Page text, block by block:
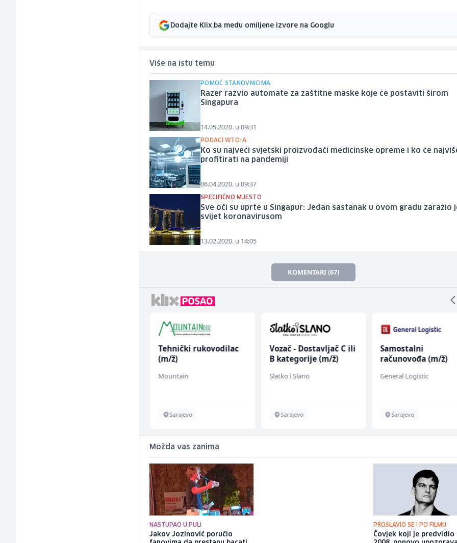
Dodajte Klix.ba među omiljene izvore na Googlu
Više na istu temu
POMOĆ STANOVNICIMA
Razer razvio automate za zaštitne maske koje će postaviti širom
Singapura
14.05.2020. u 09:31
PODACI WTO-A
Ko su najveći svjetski proizvođači medicinske opreme i ko će
profitirati na pandemiji
06.04.2020. u 09:37
SPECIFIČNO MJESTO
Sve oči su uprte u Singapur: Jedan sastanak u ovom gradu zarazio
svijet koronavirusom
13.02.2020. u 14:05
KOMENTARI (67)
Tehnički rukovodilac
(m/ž)
Mountain
Sarajevo
Vozač - Dostavljač C ili
B kategorije (m/ž)
Slatko i Slano
Sarajevo
Samostalni
računovođa (m/ž)
General Logistic
Sarajevo
Možda vas zanima
NASTUPAO U PULI
Jakov Jozinović poručio
PROSLAVIO SE I PO FILMU
Čovjek koji je predvidio